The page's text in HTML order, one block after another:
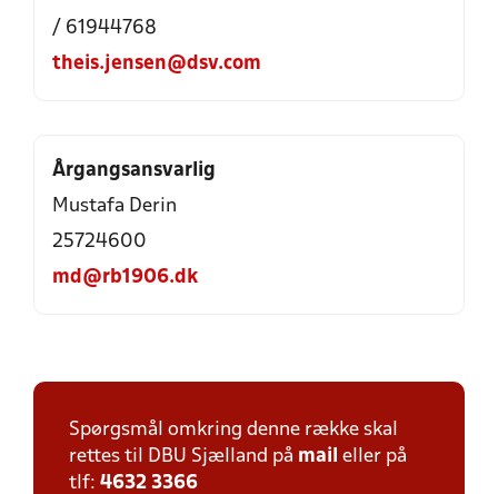
/ 61944768
theis.jensen@dsv.com
Årgangsansvarlig
Mustafa Derin
25724600
md@rb1906.dk
Spørgsmål omkring denne række skal
rettes til DBU Sjælland på mail eller på
tlf: 4632 3366